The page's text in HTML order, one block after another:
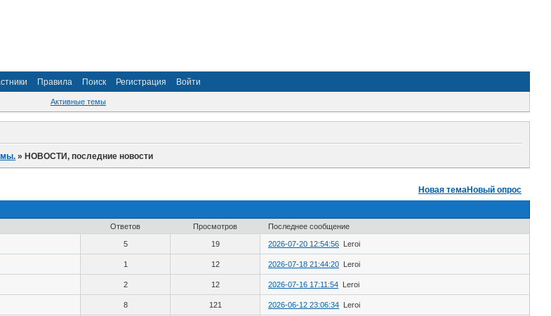
Правила Поиск Регистрация Войти
Активные темы
»НОВОСТИ, последние новости
Новая темаНовый опрос
Ответов Просмотров Последнее сообщение
5 19 2026-07-20 12:54:56 Leroi
1 12 2026-07-18 21:44:20 Leroi
2 12 2026-07-16 17:11:54 Leroi
8 121 2026-06-12 23:06:34 Leroi